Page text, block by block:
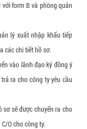
với form B và phòng quản
lý xuất nhập khẩu tiếp
các chi tiết hồ sơ.
vào lãnh đạo ký đồng ý
ra cho công ty yêu cầu
sơ sẽ được chuyển ra cho
O cho công ty.